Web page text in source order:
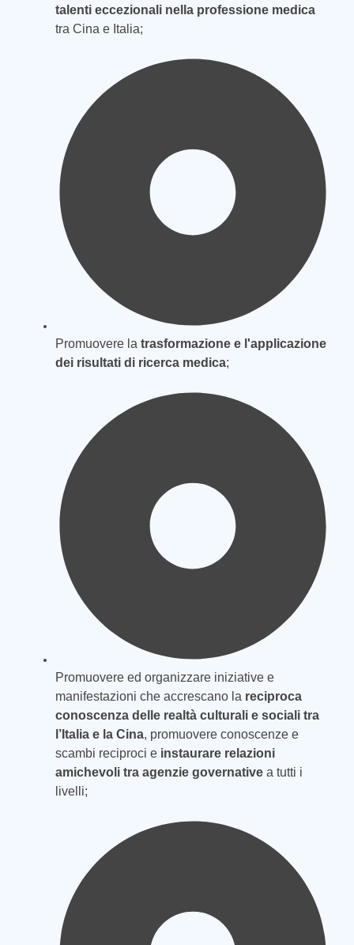
talenti eccezionali nella professione medica
tra Cina e Italia;
Promuovere la trasformazione e l'applicazione
dei risultati di ricerca medica;
Promuovere ed organizzare iniziative e
manifestazioni che accrescano la reciproca
conoscenza delle realtà culturali e sociali tra
l’Italia e la Cina, promuovere conoscenze e
scambi reciproci e instaurare relazioni
amichevoli tra agenzie governative a tutti i
livelli;